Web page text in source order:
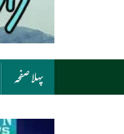
پہلا صفحہ